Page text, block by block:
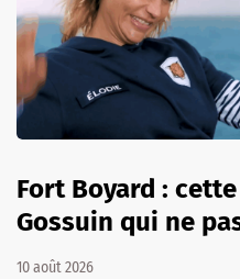
Fort Boyard :
Gossuin qui ne
10 août 2026